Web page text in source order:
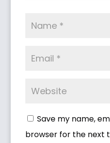
Save my name,
browser for the next